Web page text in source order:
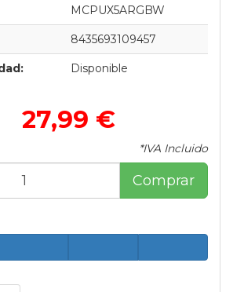
MCPUX5ARGBW
8435693109457
Disponible
27,99 €
*IVA Incluido
Comprar